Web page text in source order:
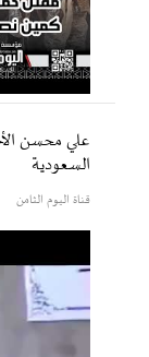
علي محسن
السعودية
قناة اليوم الثامن